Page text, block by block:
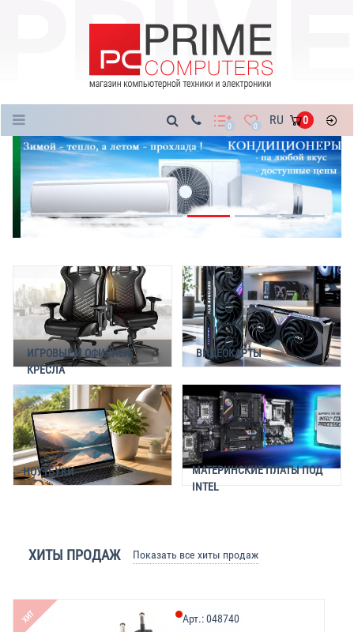
0 0 RU 0
ИГРОВЫЕ И ОФИСНЫЕ
КРЕСЛА
ВИДЕОКАРТЫ
НОУТБУКИ
МАТЕРИНСКИЕ ПЛАТЫ ПОД
INTEL
ХИТЫ ПРОДАЖ Показать все хиты продаж
ХИТ Арт.:048740